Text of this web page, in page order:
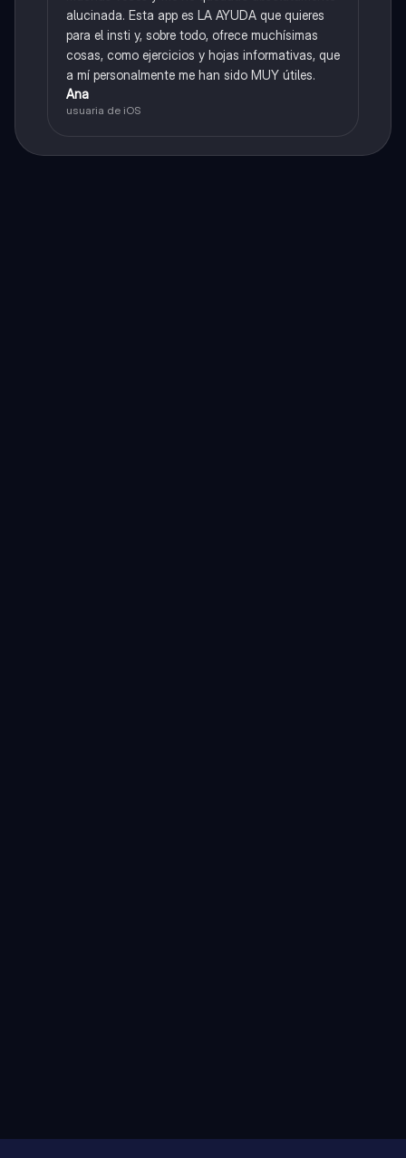
alucinada. Esta app es LA AYUDA que quieres
para el insti y, sobre todo, ofrece muchísimas
cosas, como ejercicios y hojas informativas, que
a mí personalmente me han sido MUY útiles.
Ana
usuaria de iOS